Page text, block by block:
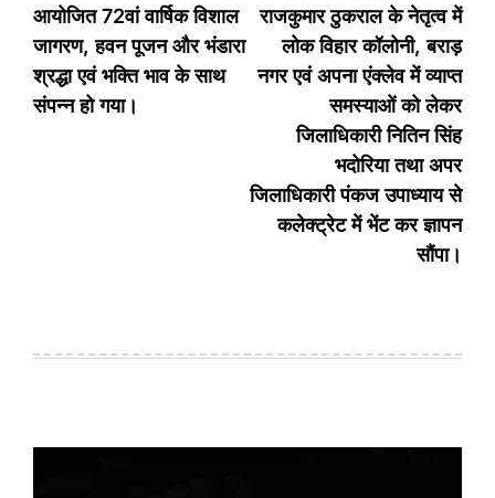
आयोजित 72वां वार्षिक विशाल
जागरण, हवन पूजन और भंडारा
श्रद्धा एवं भक्ति भाव के साथ
संपन्न हो गया।
राजकुमार ठुकराल के नेतृत्व में
लोक विहार कॉलोनी, बराड़
नगर एवं अपना एंक्लेव में व्याप्त
समस्याओं को लेकर
जिलाधिकारी नितिन सिंह
भदोरिया तथा अपर
जिलाधिकारी पंकज उपाध्याय से
कलेक्ट्रेट में भेंट कर ज्ञापन
सौंपा।